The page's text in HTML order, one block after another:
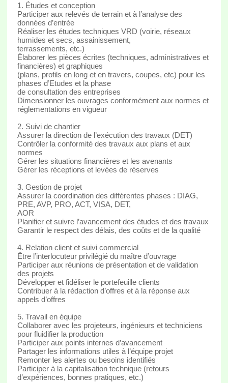
1. Études et conception
Participer aux relevés de terrain et à l’analyse des
données d’entrée
Réaliser les études techniques VRD (voirie, réseaux
humides et secs, assainissement,
terrassements, etc.)
Élaborer les pièces écrites (techniques, administratives et
financières) et graphiques
(plans, profils en long et en travers, coupes, etc) pour les
phases d’Etudes et la phase
de consultation des entreprises
Dimensionner les ouvrages conformément aux normes et
réglementations en vigueur
2. Suivi de chantier
Assurer la direction de l’exécution des travaux (DET)
Contrôler la conformité des travaux aux plans et aux
normes
Gérer les situations financières et les avenants
Gérer les réceptions et levées de réserves
3. Gestion de projet
Assurer la coordination des différentes phases : DIAG,
PRE, AVP, PRO, ACT, VISA, DET,
AOR
Planifier et suivre l’avancement des études et des travaux
Garantir le respect des délais, des coûts et de la qualité
4. Relation client et suivi commercial
Être l’interlocuteur privilégié du maître d’ouvrage
Participer aux réunions de présentation et de validation
des projets
Développer et fidéliser le portefeuille clients
Contribuer à la rédaction d’offres et à la réponse aux
appels d’offres
5. Travail en équipe
Collaborer avec les projeteurs, ingénieurs et techniciens
pour fluidifier la production
Participer aux points internes d’avancement
Partager les informations utiles à l’équipe projet
Remonter les alertes ou besoins identifiés
Participer à la capitalisation technique (retours
d’expériences, bonnes pratiques, etc.)